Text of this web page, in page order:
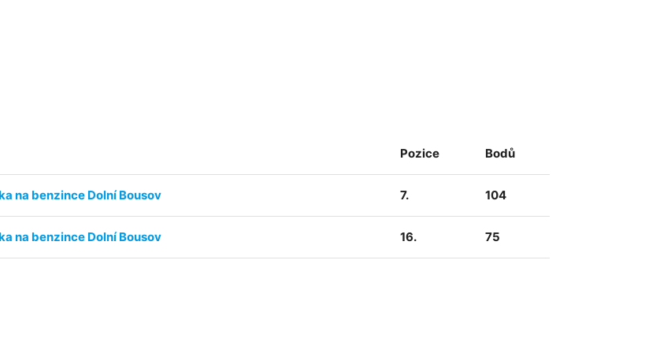
Pozice Bodů
na benzince Dolní Bousov 7. 104
na benzince Dolní Bousov 16. 75